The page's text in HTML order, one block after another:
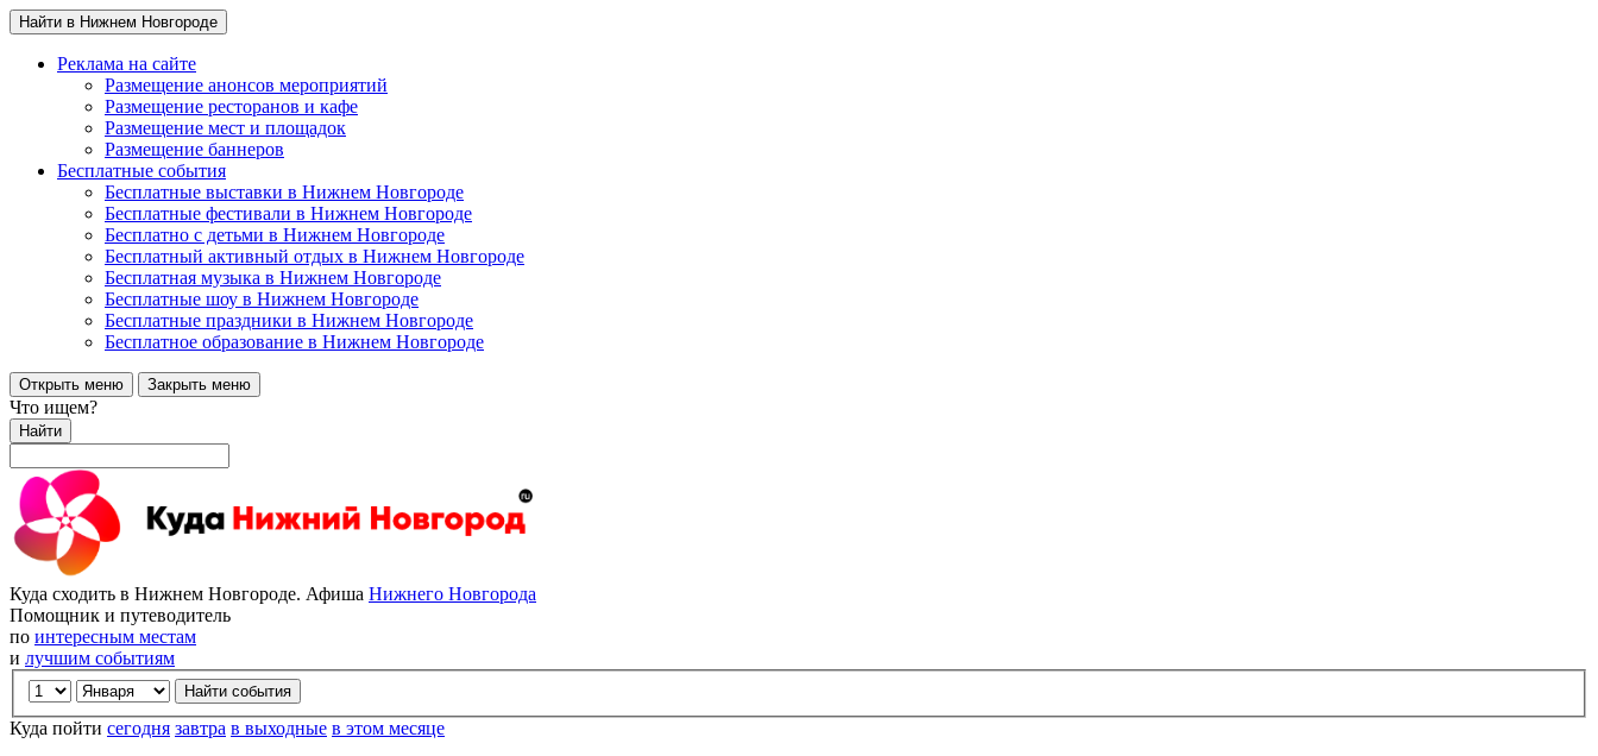
Найти в Нижнем Новгороде
Реклама на сайте
Размещение анонсов мероприятий
Размещение ресторанов и кафе
Размещение мест и площадок
Размещение баннеров
Бесплатные события
Бесплатные выставки в Нижнем Новгороде
Бесплатные фестивали в Нижнем Новгороде
Бесплатно с детьми в Нижнем Новгороде
Бесплатный активный отдых в Нижнем Новгороде
Бесплатная музыка в Нижнем Новгороде
Бесплатные шоу в Нижнем Новгороде
Бесплатные праздники в Нижнем Новгороде
Бесплатное образование в Нижнем Новгороде
Открыть меню Закрыть меню
Что ищем?
Найти
Куда сходить в Нижнем Новгороде. Афиша Нижнего Новгорода
Помощник и путеводитель
по интересным местам
и лучшим событиям
Куда пойти сегодня завтра в выходные в этом месяце